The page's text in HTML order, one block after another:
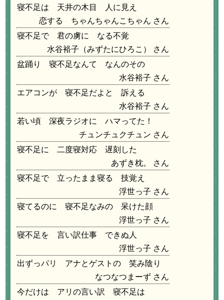
寝不足は 天井の木目 人に見え
恋する ちゃんちゃんこちゃん
寝不足で 君の虜に なる不覚
水谷裕子（みずたにひろこ）
盆踊り 寝不足なんて なんのその
水谷裕子
エアコンが 寝不足だよと 訴える
水谷裕子
若い頃 深夜ラジオに ハマってた！
チュンチュクチュン
寝不足に 二度寝対応 遅刻した
あずき枕。
寝不足で 立ったまま寝る 技覚え
浮世っ子
寝てるのに 寝不足なみの 呆けた顔
浮世っ子
寝不足を 言い訳仕事 できぬ人
浮世っ子
出ずっパリ アナとゲストの 笑み陰り
なつなつまーず
今だけは アリの言い訳 寝不足は